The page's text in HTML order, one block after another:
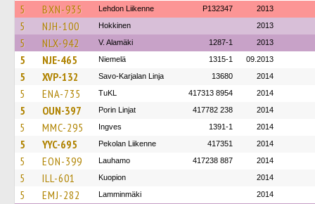
5 BXN-935 Lehdon Liikenne P132347 2013
5 NJH-100 Hokkinen 2013
5 NLX-942 V. Alamäki 1287-1 2013
5 NJE-465 Niemelä 1315-1 09.2013
5 XVP-132 Savo-Karjalan Linja 13680 2014
5 ENA-735 TuKL 417313 8954 2014
5 OUN-397 Porin Linjat 417782 238 2014
5 MMC-295 Ingves 1391-1 2014
5 YYC-695 Pekolan Liikenne 417351 2014
5 EON-399 Lauhamo 417238 887 2014
5 ILL-601 Kuopion 2014
5 EMJ-282 Lamminmäki 2014